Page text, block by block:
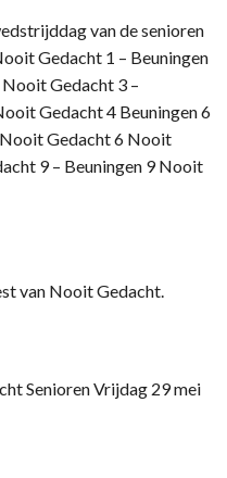
van de senioren
Gedacht 1 – Beuningen
Gedacht 3 –
Gedacht 4 Beuningen 6
Gedacht 6 Nooit
9 – Beuningen 9 Nooit
van Nooit Gedacht.
Senioren Vrijdag 29 mei